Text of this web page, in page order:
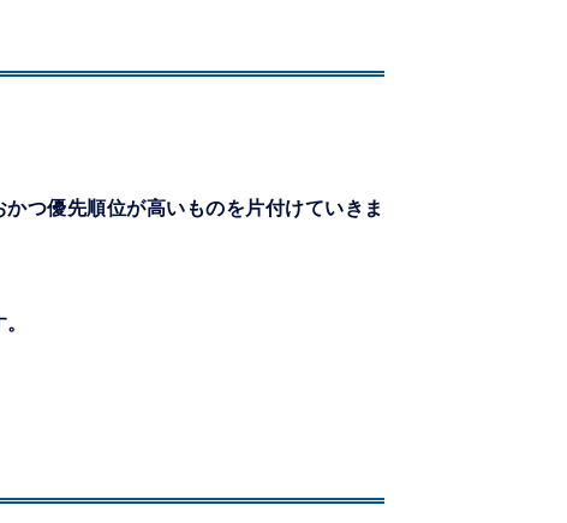
つ優先順位が高いものを片付けていきま